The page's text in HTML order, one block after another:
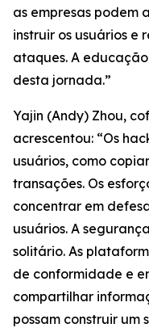
as empresas podem
instruir os usuários e
ataques. A
desta jornada.”
Yajin (Andy) Zhou,
acrescentou: “Os
usuários, como
transações. Os
concentrar em
usuários. A
solitário. As
de conformidade e
compartilhar
possam construir um